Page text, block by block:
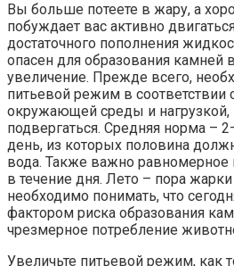
Вы больше потеете в жару, а
побуждает вас активно
достаточного пополнения
опасен для образования камней
увеличение. Прежде всего,
питьевой режим в соответствии
окружающей среды и нагрузкой,
подвергаться. Средняя норма –
день, из которых половина
вода. Также важно равномерное
в течение дня. Лето – пора
необходимо понимать, что
фактором риска образования
чрезмерное потребление
Увеличьте питьевой режим, как